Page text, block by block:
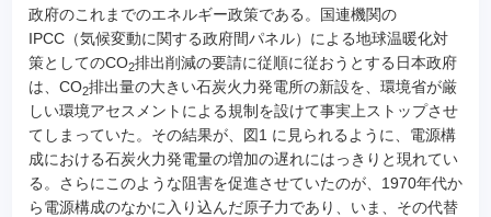
政府のこれまでのエネルギー政策である。国連機関の
IPCC（気候変動に関する政府間パネル）による地球温暖化対
策としてのCO2排出削減の要請に従順に従おうとする日本政府
は、CO2排出量の大きい石炭火力発電所の新設を、環境省が厳
しい環境アセスメントによる規制を設けて事実上ストップさせ
てしまっていた。その結果が、図1 に見られるように、電源構
成における石炭火力発電量の増加の遅れにはっきりと現れてい
る。さらにこのような阻害を促進させていたのが、1970年代か
ら電源構成のなかに入り込んだ原子力であり、いま、その代替